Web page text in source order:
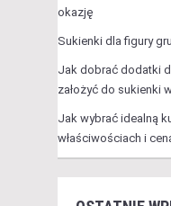
okazję
Sukienki dla figury
Jak dobrać dodatki
założyć do sukienki
Jak wybrać idealną
właściwościach i